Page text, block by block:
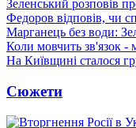
Зеленський розповів
Федоров відповів, чи
Марганець без води:
Коли мовчить зв'язок -
На Київщині сталося
Сюжети